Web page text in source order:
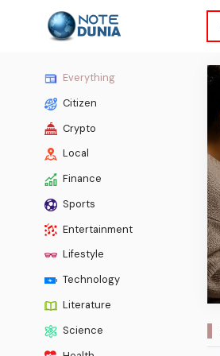
Everything
Citizen
Crypto
Local
Finance
Sports
Entertainment
Lifestyle
Technology
Literature
Science